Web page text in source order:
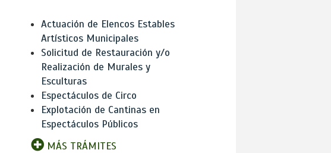
Actuación de Elencos Estables
Artísticos Municipales
Solicitud de Restauración y/o
Realización de Murales y
Esculturas
Espectáculos de Circo
Explotación de Cantinas en
Espectáculos Públicos
MÁS TRÁMITES